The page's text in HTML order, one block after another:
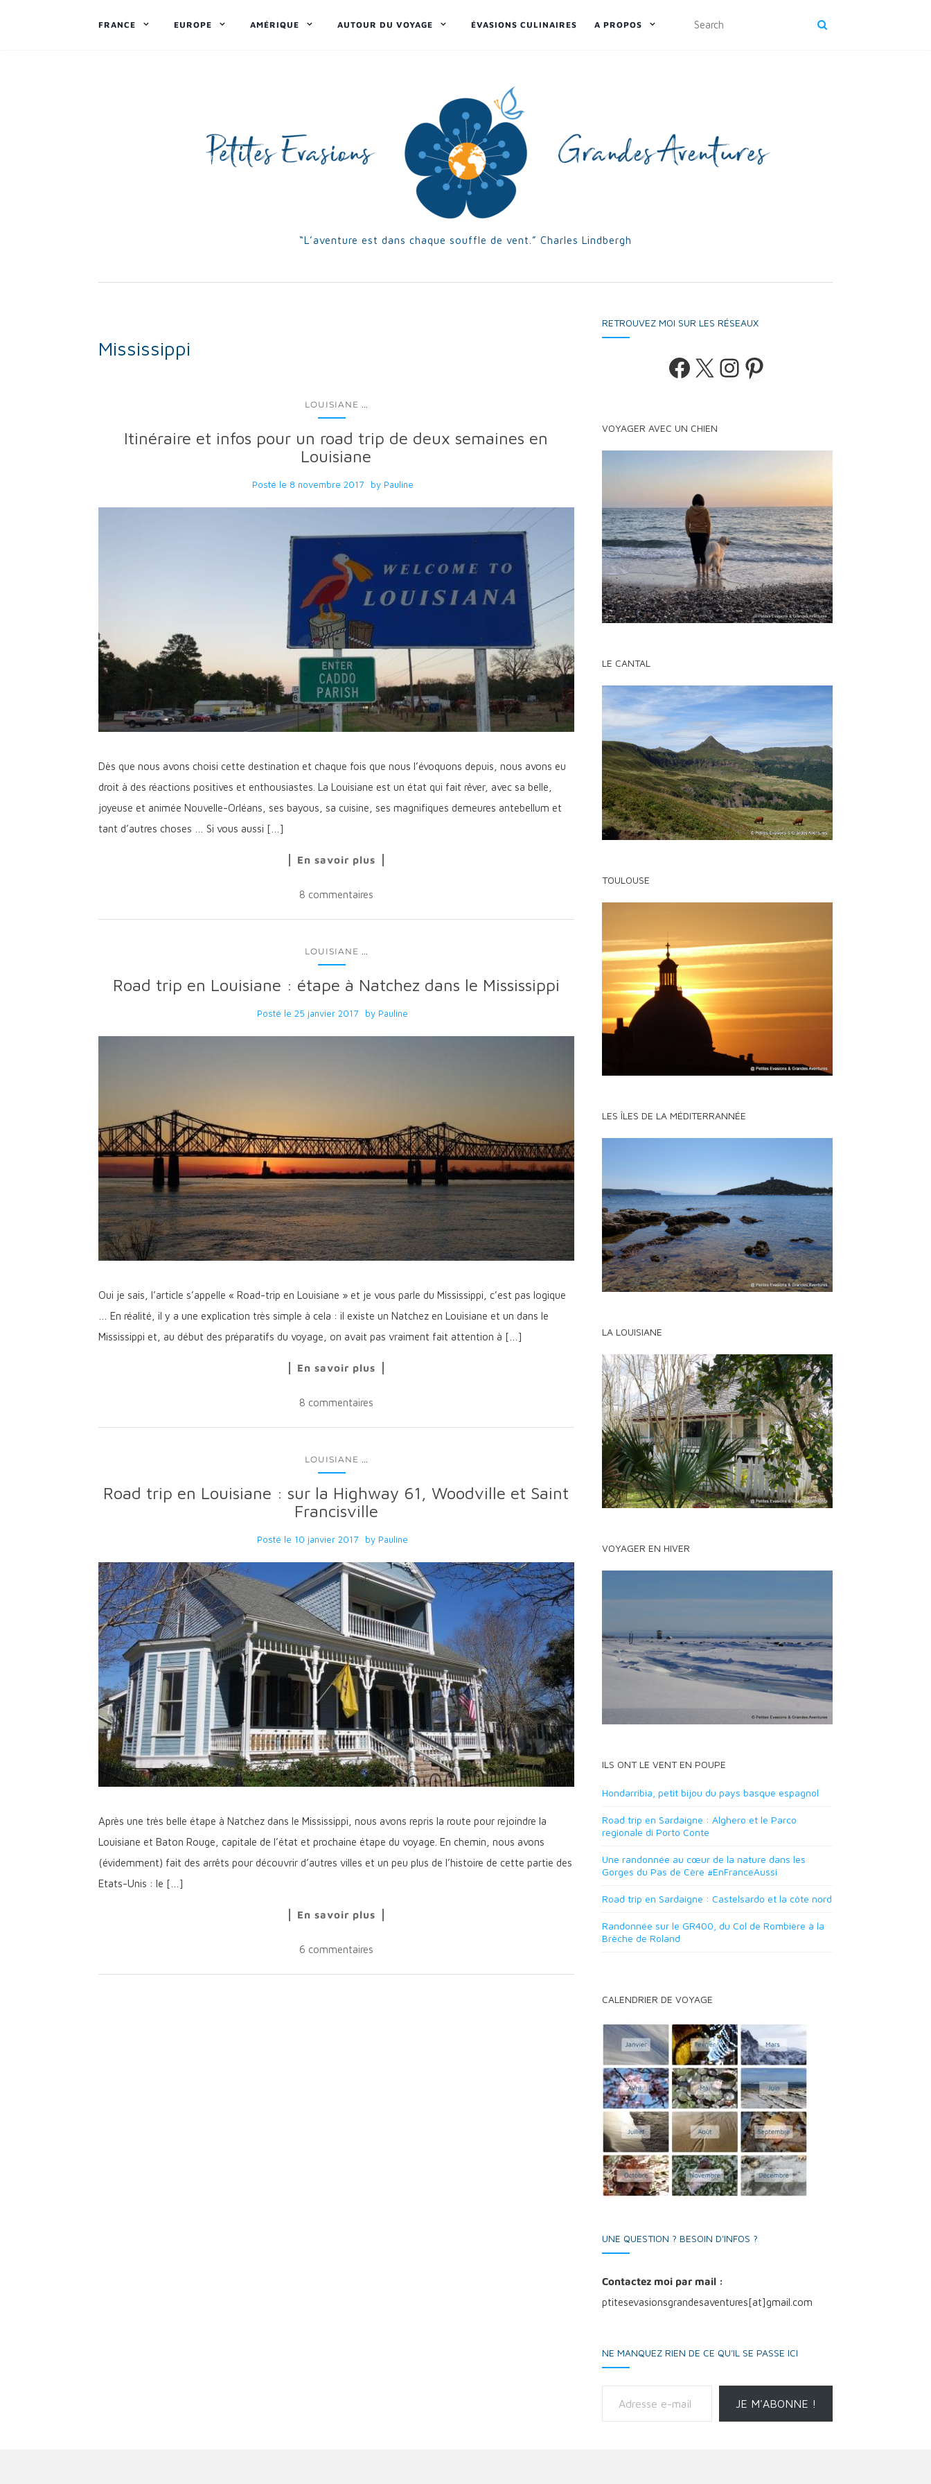
FRANCE EUROPE AMÉRIQUE AUTOUR DU VOYAGE ÉVASIONS CULINAIRES A PROPOS
“L’aventure est dans chaque souffle de vent.” Charles Lindbergh
Mississippi
LOUISIANE
Itinéraire et infos pour un road trip de deux semaines en
Louisiane
Posté le 8 novembre 2017 by Pauline
Dès que nous avons choisi cette destination et chaque fois que nous l’évoquons depuis, nous avons eu
droit à des réactions positives et enthousiastes. La Louisiane est un état qui fait rêver, avec sa belle,
joyeuse et animée Nouvelle-Orléans, ses bayous, sa cuisine, ses magnifiques demeures antebellum et
tant d’autres choses … Si vous aussi […]
En savoir plus
8 commentaires
LOUISIANE
Road trip en Louisiane : étape à Natchez dans le Mississippi
Posté le25 janvier 2017 by Pauline
Oui je sais, l’article s’appelle « Road-trip en Louisiane » et je vous parle du Mississippi, c’est pas logique
… En réalité, il y a une explication très simple à cela : il existe un Natchez en Louisiane et un dans le
Mississippi et, au début des préparatifs du voyage, on avait pas vraiment fait attention à […]
En savoir plus
8 commentaires
LOUISIANE
Road trip en Louisiane : sur la Highway 61, Woodville et Saint
Francisville
Posté le 10 janvier 2017 by Pauline
Après une très belle étape à Natchez dans le Mississippi, nous avons repris la route pour rejoindre la
Louisiane et Baton Rouge, capitale de l’état et prochaine étape du voyage. En chemin, nous avons
(évidemment) fait des arrêts pour découvrir d’autres villes et un peu plus de l’histoire de cette partie des
Etats-Unis : le […]
En savoir plus
6 commentaires
RETROUVEZ MOI SUR LES RÉSEAUX
Facebook
X Instagram
Pinterest
VOYAGER AVEC UN CHIEN
LE CANTAL
TOULOUSE
LES ÎLES DE LA MÉDITERRANNÉE
LA LOUISIANE
VOYAGER EN HIVER
ILS ONT LE VENT EN POUPE
Hondarribia, petit bijou du pays basque espagnol
Road trip en Sardaigne : Alghero et le Parco
regionale di Porto Conte
Une randonnée au cœur de la nature dans les
Gorges du Pas de Cère #EnFranceAussi
Road trip en Sardaigne : Castelsardo et la côte nord
Randonnée sur le GR400, du Col de Rombière à la
Brèche de Roland
CALENDRIER DE VOYAGE
UNE QUESTION ? BESOIN D'INFOS ?
Contactez moi par mail :
ptitesevasionsgrandesaventures[at]gmail.com
NE MANQUEZ RIEN DE CE QU'IL SE PASSE ICI
JE M'ABONNE !